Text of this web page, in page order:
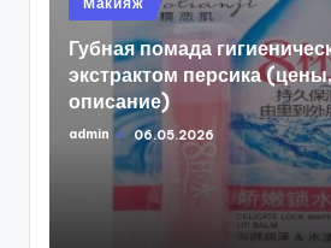
в
Губная помада
экстрактом персика
описание)
Запись
admin 06.05.2026